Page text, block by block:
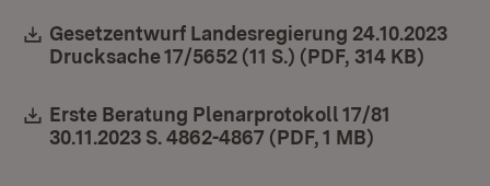
Download:
Gesetzentwurf Landesregierung 24.10.2023
Drucksache 17/5652 (11 S.) (PDF, 314 KB)
Download:
Erste Beratung Plenarprotokoll 17/81
30.11.2023 S. 4862-4867 (PDF, 1 MB)